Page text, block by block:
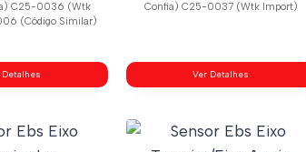
C25-0036 (Wtk
(Código Similar)
Detalhes
Confia) C25-0037 (Wtk Import)
Ver Detalhes